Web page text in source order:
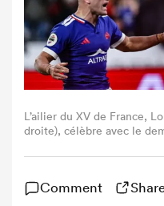
L’ailier du XV de France,
droite), célèbre avec le
Nations Series entre la
France, à Saint-Denis, au
2025. Crédit photo :
Comment